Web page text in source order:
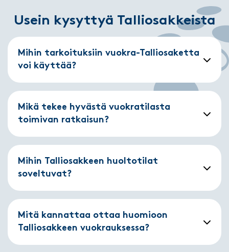
Usein kysyttyä Talliosakkeista
Mihin tarkoituksiin vuokra-Talliosaketta
voi käyttää?
Mikä tekee hyvästä vuokratilasta
toimivan ratkaisun?
Mihin Talliosakkeen huoltotilat
soveltuvat?
Mitä kannattaa ottaa huomioon
Talliosakkeen vuokrauksessa?